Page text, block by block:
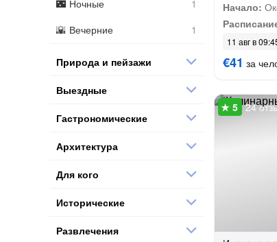
Начало:
11 авг в
€41 за
24
Ночные
Вечерние
Природа и пейзажи
Выездные
Гастрономические
Архитектура
Для кого
Исторические
Развлечения